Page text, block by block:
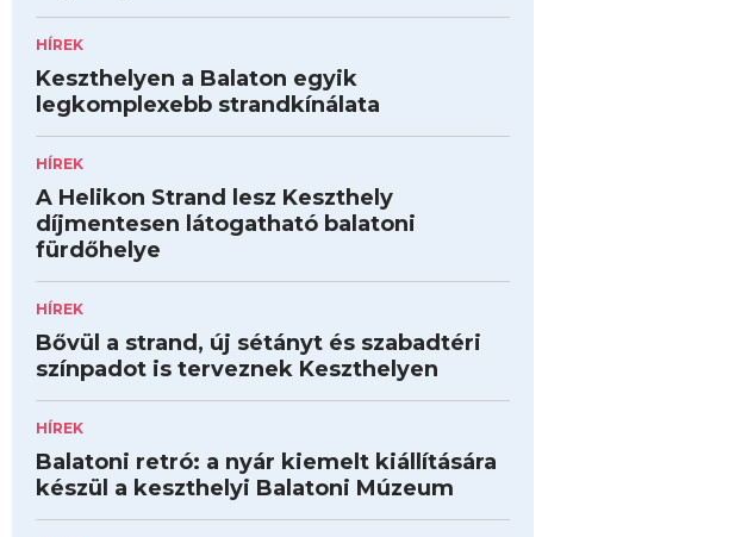
HÍREK
Keszthelyen a Balaton egyik
legkomplexebb strandkínálata
HÍREK
A Helikon Strand lesz Keszthely
díjmentesen látogatható balatoni
fürdőhelye
HÍREK
Bővül a strand, új sétányt és szabadtéri
színpadot is terveznek Keszthelyen
HÍREK
Balatoni retró: a nyár kiemelt kiállítására
készül a keszthelyi Balatoni Múzeum